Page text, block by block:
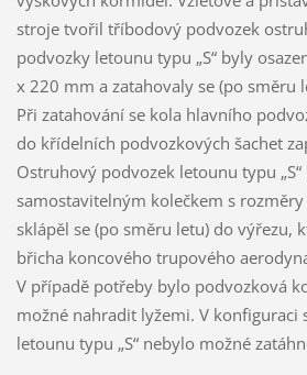
stroje tvořil tříbodový podvozek
podvozky letounu typu „S“ byly
x 220 mm a zatahovaly se (po směru
Při zatahování se kola hlavního
do křídelních podvozkových šachet
Ostruhový podvozek letounu typu „S“
samostavitelným kolečkem s
sklápěl se (po směru letu) do výřezu,
břicha koncového trupového
V případě potřeby bylo podvozková
možné nahradit lyžemi. V konfiguraci
letounu typu „S“ nebylo možné